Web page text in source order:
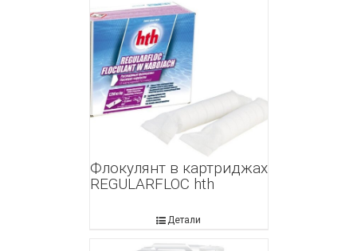
Флокулянт в картриджах
REGULARFLOC hth
Детали